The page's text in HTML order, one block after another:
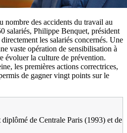
nombre des accidents du travail au
salariés, Philippe Benquet, président
les salariés concernés. Une
vaste opération de sensibilisation à
évoluer la culture de prévention.
les premières actions correctrices,
de gagner vingt points sur le
de Centrale Paris (1993) et de